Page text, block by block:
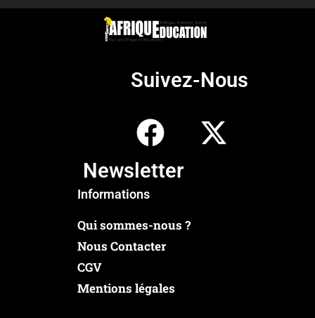
Suivez-Nous
Newsletter
Informations
Qui sommes-nous ?
Nous Contacter
CGV
Mentions légales